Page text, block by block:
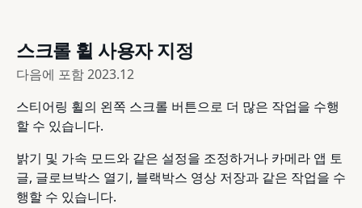
스크롤 휠 사용자 지정
다음에 포함2023.12
스티어링 휠의 왼쪽 스크롤 버튼으로 더 많은 작업을 수행
할 수 있습니다.
밝기 및 가속 모드와 같은 설정을 조정하거나 카메라 앱 토
글, 글로브박스 열기, 블랙박스 영상 저장과 같은 작업을 수
행할 수 있습니다.